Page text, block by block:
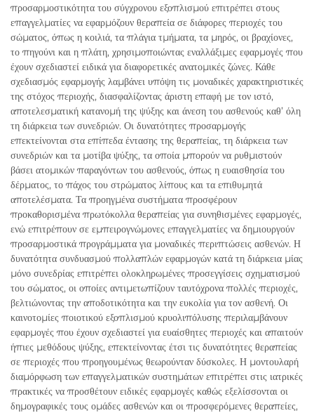
προσαρμοστικότητα του σύγχρονου εξοπλισμού επιτρέπει στους
επαγγελματίες να εφαρμόζουν θεραπεία σε διάφορες περιοχές του
σώματος, όπως η κοιλιά, τα πλάγια τμήματα, τα μηρός, οι βραχίονες,
το πηγούνι και η πλάτη, χρησιμοποιώντας εναλλάξιμες εφαρμογές που
έχουν σχεδιαστεί ειδικά για διαφορετικές ανατομικές ζώνες. Κάθε
σχεδιασμός εφαρμογής λαμβάνει υπόψη τις μοναδικές χαρακτηριστικές
της στόχος περιοχής, διασφαλίζοντας άριστη επαφή με τον ιστό,
αποτελεσματική κατανομή της ψύξης και άνεση του ασθενούς καθ’ όλη
τη διάρκεια των συνεδριών. Οι δυνατότητες προσαρμογής
επεκτείνονται στα επίπεδα έντασης της θεραπείας, τη διάρκεια των
συνεδριών και τα μοτίβα ψύξης, τα οποία μπορούν να ρυθμιστούν
βάσει ατομικών παραγόντων του ασθενούς, όπως η ευαισθησία του
δέρματος, το πάχος του στρώματος λίπους και τα επιθυμητά
αποτελέσματα. Τα προηγμένα συστήματα προσφέρουν
προκαθορισμένα πρωτόκολλα θεραπείας για συνηθισμένες εφαρμογές,
ενώ επιτρέπουν σε εμπειρογνώμονες επαγγελματίες να δημιουργούν
προσαρμοστικά προγράμματα για μοναδικές περιπτώσεις ασθενών. Η
δυνατότητα συνδυασμού πολλαπλών εφαρμογών κατά τη διάρκεια μίας
μόνο συνεδρίας επιτρέπει ολοκληρωμένες προσεγγίσεις σχηματισμού
του σώματος, οι οποίες αντιμετωπίζουν ταυτόχρονα πολλές περιοχές,
βελτιώνοντας την αποδοτικότητα και την ευκολία για τον ασθενή. Οι
καινοτομίες ποιοτικού εξοπλισμού κρυολιπόλυσης περιλαμβάνουν
εφαρμογές που έχουν σχεδιαστεί για ευαίσθητες περιοχές και απαιτούν
ήπιες μεθόδους ψύξης, επεκτείνοντας έτσι τις δυνατότητες θεραπείας
σε περιοχές που προηγουμένως θεωρούνταν δύσκολες. Η μοντουλαρή
διαμόρφωση των επαγγελματικών συστημάτων επιτρέπει στις ιατρικές
πρακτικές να προσθέτουν ειδικές εφαρμογές καθώς εξελίσσονται οι
δημογραφικές τους ομάδες ασθενών και οι προσφερόμενες θεραπείες,